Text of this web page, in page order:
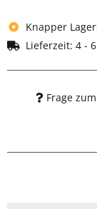
Knapper
Lieferzeit: 4 -
Frage